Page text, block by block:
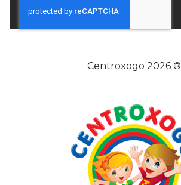
Centroxogo 2026 ®